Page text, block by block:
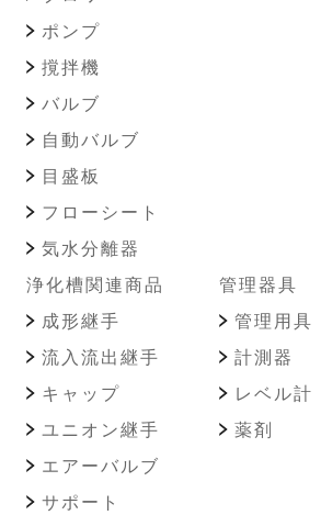
ポンプ
撹拌機
バルブ
自動バルブ
目盛板
フローシート
気水分離器
浄化槽関連商品
成形継手
流入流出継手
キャップ
ユニオン継手
エアーバルブ
サポート
管理器具
管理用具
計測器
レベル計
薬剤